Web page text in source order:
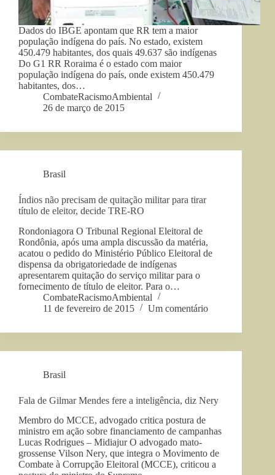
Dados do IBGE apontam que RR tem a maior
população indígena do país. No estado, existem
450.479 habitantes, dos quais 49.637 são indígenas
Do G1 RR Roraima é o estado com maior
população indígena do país, onde existem 450.479
habitantes, dos…
CombateRacismoAmbiental
26 de março de 2015
Brasil
Índios não precisam de quitação militar para tirar
título de eleitor, decide TRE-RO
Rondoniagora O Tribunal Regional Eleitoral de
Rondônia, após uma ampla discussão da matéria,
acatou o pedido do Ministério Público Eleitoral de
dispensa da obrigatoriedade de indígenas
apresentarem quitação do serviço militar para o
fornecimento de título de eleitor. Para o…
CombateRacismoAmbiental
11 de fevereiro de 2015
Um comentário
Brasil
Fala de Gilmar Mendes fere a inteligência, diz Nery
Membro do MCCE, advogado critica postura de
ministro em ação sobre financiamento de campanhas
Lucas Rodrigues – Midiajur O advogado mato-
grossense Vilson Nery, que integra o Movimento de
Combate à Corrupção Eleitoral (MCCE), criticou a